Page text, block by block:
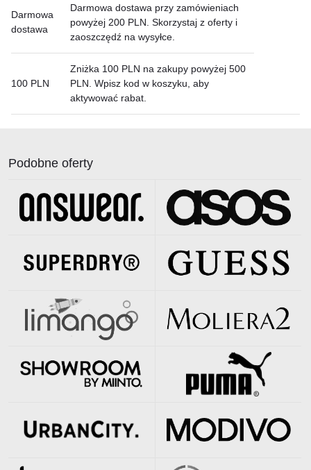
Darmowa
dostawa
Darmowa dostawa przy zamówieniach
powyżej 200 PLN. Skorzystaj z oferty i
zaoszczędź na wysyłce.
100 PLN
Zniżka 100 PLN na zakupy powyżej 500
PLN. Wpisz kod w koszyku, aby
aktywować rabat.
Podobne oferty